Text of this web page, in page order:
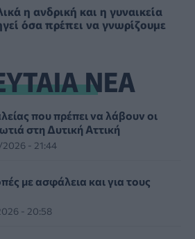
η ανδρική και η γυναικεία
όσα πρέπει να γνωρίζουμε
ΝΕΑ
που πρέπει να λάβουν οι
στη Δυτική Αττική
- 21:44
με ασφάλεια και για τους
- 20:58